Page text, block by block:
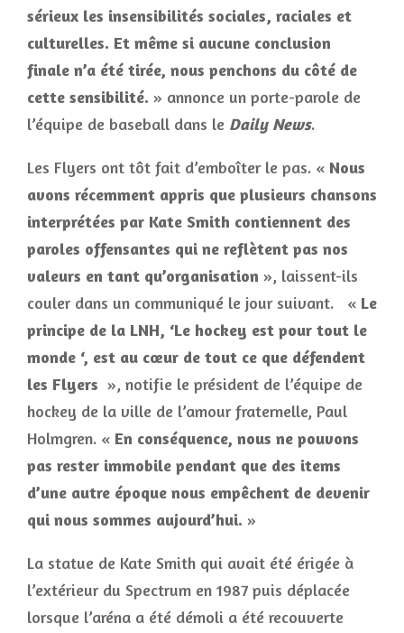
sérieux les insensibilités sociales, raciales et
culturelles. Et même si aucune conclusion
finale n’a été tirée, nous penchons du côté de
cette sensibilité. » annonce un porte-parole de
l’équipe de baseball dans le Daily News.
Les Flyers ont tôt fait d’emboîter le pas. « Nous
avons récemment appris que plusieurs chansons
interprétées par Kate Smith contiennent des
paroles offensantes qui ne reflètent pas nos
valeurs en tant qu’organisation », laissent-ils
couler dans un communiqué le jour suivant. « Le
principe de la LNH, ‘Le hockey est pour tout le
monde ‘, est au cœur de tout ce que défendent
les Flyers », notifie le président de l’équipe de
hockey de la ville de l’amour fraternelle, Paul
Holmgren. « En conséquence, nous ne pouvons
pas rester immobile pendant que des items
d’une autre époque nous empêchent de devenir
qui nous sommes aujourd’hui. »
La statue de Kate Smith qui avait été érigée à
l’extérieur du Spectrum en 1987 puis déplacée
lorsque l’aréna a été démoli a été recouverte